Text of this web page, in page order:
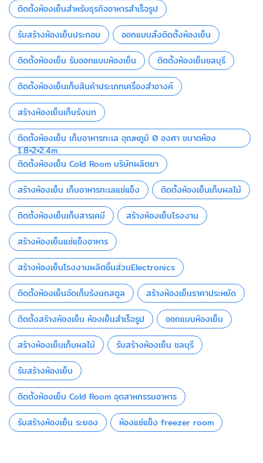
ติดตั้งห้องเย็นสำหรับธุรกิจอาหารสำเร็จรูป
รับสร้างห้องเย็นประกอบ
ออกแบบสั่งติดตั้งห้องเย็น
ติดตั้งห้องเย็น รับออกแบบห้องเย็น
ติดตั้งห้องเย็นชลบุรี
ติดตั้งห้องเย็นเก็บสินค้าประเภทเครื่องสำอางค์
สร้างห้องเย็นเก็บรังนก
ติดตั้งห้องเย็น เก็บอาหารทะเล อุณหภูมิ 0 องศา ขนาดห้อง
1.8×2×2.4m
ติดตั้งห้องเย็น Cold Room บริษัทผลิตยา
สร้างห้องเย็น เก็บอาหารทะเลแช่แข็ง
ติดตั้งห้องเย็นเก็บผลไม้
ติดตั้งห้องเย็นเก็บสารเคมี
สร้างห้องเย็นโรงงาน
สร้างห้องเย็นแช่แข็งอาหาร
สร้างห้องเย็นโรงงานผลิตชิ้นส่วนElectronics
ติดตั้งห้องเย็นจัดเก็บรังนกสตูล
สร้างห้องเย็นราคาประหยัด
ติดตั้งสร้างห้องเย็น ห้องเย็นสำเร็จรูป
ออกแบบห้องเย็น
สร้างห้องเย็นเก็บผลไม้
รับสร้างห้องเย็น ชลบุรี
รับสร้างห้องเย็น
ติดตั้งห้องเย็น Cold Room อุตสาหกรรมอาหาร
รับสร้างห้องเย็น ระยอง
ห้องแช่แข็ง freezer room